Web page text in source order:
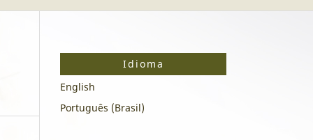
Idioma
English
Português (Brasil)